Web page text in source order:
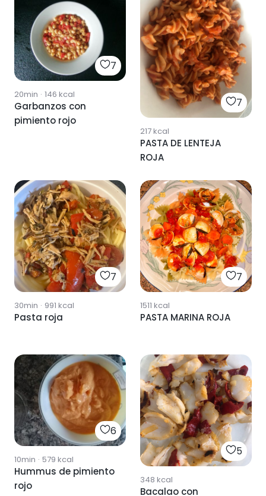
7
20min · 146 kcal
Garbanzos con
pimiento rojo
7
217kcal
PASTA DE LENTEJA
ROJA
7
30min · 991 kcal
Pasta roja
7
1511 kcal
PASTA MARINA ROJA
6
10min · 579 kcal
Hummus de pimiento
rojo
5
348 kcal
Bacalao con